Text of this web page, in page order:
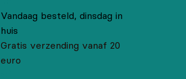
Vandaag besteld, dinsdag in
huis
Gratis verzending vanaf 20
euro